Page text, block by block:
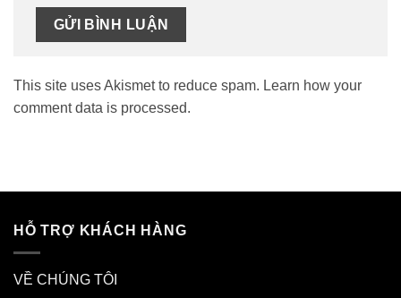
This site uses Akismet to reduce spam. Learn how your
comment data is processed.
HỖ TRỢ KHÁCH HÀNG
VỀ CHÚNG TÔI